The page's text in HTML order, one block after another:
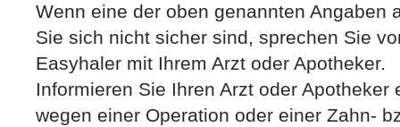
Wenn eine der oben genannten Angaben
Sie sich nicht sicher sind, sprechen Sie
Easyhaler mit Ihrem Arzt oder Apotheker.
Informieren Sie Ihren Arzt oder
wegen einer Operation oder einer Zahn-